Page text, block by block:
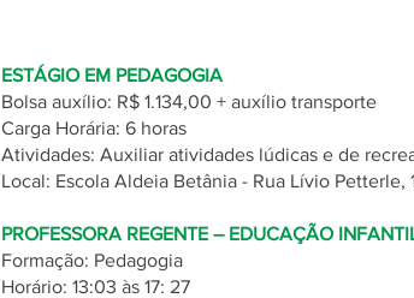
ESTÁGIO EM PEDAGOGIA
Bolsa auxílio: R$ 1.134,00 + auxílio transporte
Carga Horária: 6 horas
Atividades: Auxiliar atividades lúdicas e de
Local: Escola Aldeia Betânia - Rua Lívio Petterle,
PROFESSORA REGENTE – EDUCAÇÃO
Formação: Pedagogia
Horário: 13:03 às 17: 27